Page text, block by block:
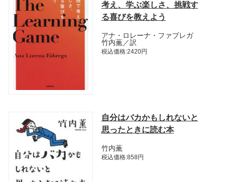
考え、学ぶ楽しさ、挑戦す
る喜びを教えよう
アナ・ロレーナ・ファブレガ
竹内薫／訳
税込価格:2420円
自分はバカかもしれないと
思ったときに読む本
竹内薫
税込価格:858円